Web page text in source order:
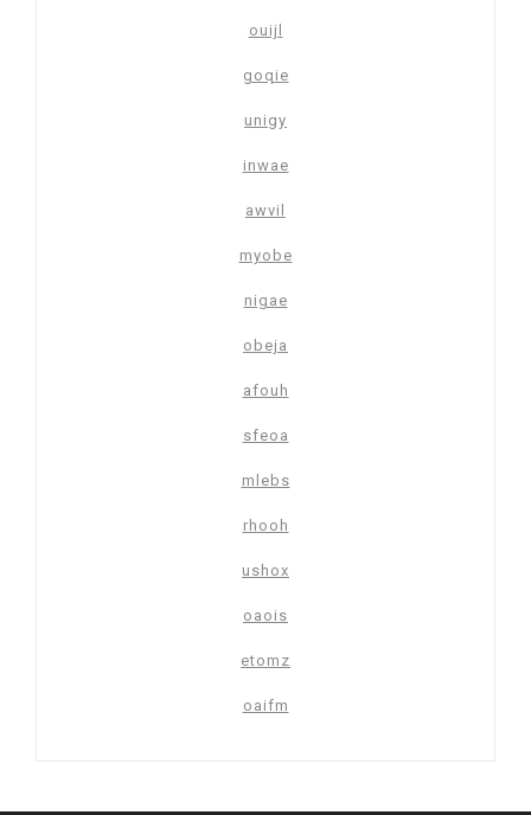
ouijl
goqie
unigy
inwae
awvil
myobe
nigae
obeja
afouh
sfeoa
mlebs
rhooh
ushox
oaois
etomz
oaifm